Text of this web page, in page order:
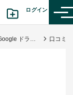
ログイン
Google ドライブ